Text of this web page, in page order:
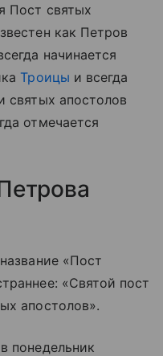
Пост святых
как Петров
начинается
Троицы и всегда
святых апостолов
отмечается
«Пост
«Святой пост
апостолов».
понедельник